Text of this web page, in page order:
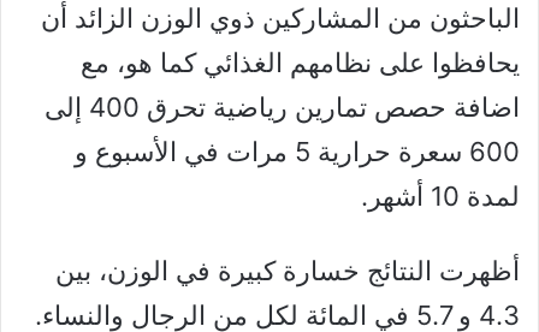
الباحثون من المشاركين ذوي الوزن الزائد أن
يحافظوا على نظامهم الغذائي كما هو، مع
اضافة حصص تمارين رياضية تحرق 400 إلى
600 سعرة حرارية 5 مرات في الأسبوع و
لمدة 10 أشهر.
أظهرت النتائج خسارة كبيرة في الوزن، بين
4.3 و 5.7 في المائة لكل من الرجال والنساء.